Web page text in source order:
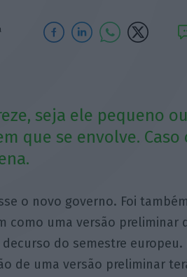
seja ele pequeno
que se envolve.
o novo governo. Foi
como uma versão preliminar
do semestre europeu.
de uma versão preliminar